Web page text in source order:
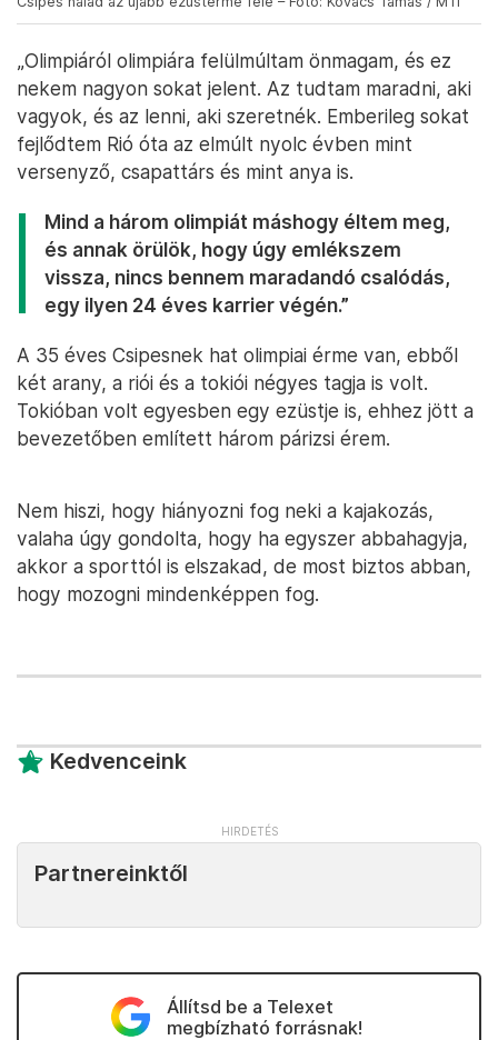
„Olimpiáról olimpiára felülmúltam önmagam, és ez
nekem nagyon sokat jelent. Az tudtam maradni, aki
vagyok, és az lenni, aki szeretnék. Emberileg sokat
fejlődtem Rió óta az elmúlt nyolc évben mint
versenyző, csapattárs és mint anya is.
Mind a három olimpiát máshogy éltem meg,
és annak örülök, hogy úgy emlékszem
vissza, nincs bennem maradandó csalódás,
egy ilyen 24 éves karrier végén.”
A 35 éves Csipesnek hat olimpiai érme van, ebből
két arany, a riói és a tokiói négyes tagja is volt.
Tokióban volt egyesben egy ezüstje is, ehhez jött a
bevezetőben említett három párizsi érem.
Nem hiszi, hogy hiányozni fog neki a kajakozás,
valaha úgy gondolta, hogy ha egyszer abbahagyja,
akkor a sporttól is elszakad, de most biztos abban,
hogy mozogni mindenképpen fog.
Kedvenceink
Partnereinktől
Állítsd be a Telexet
megbízható forrásnak!